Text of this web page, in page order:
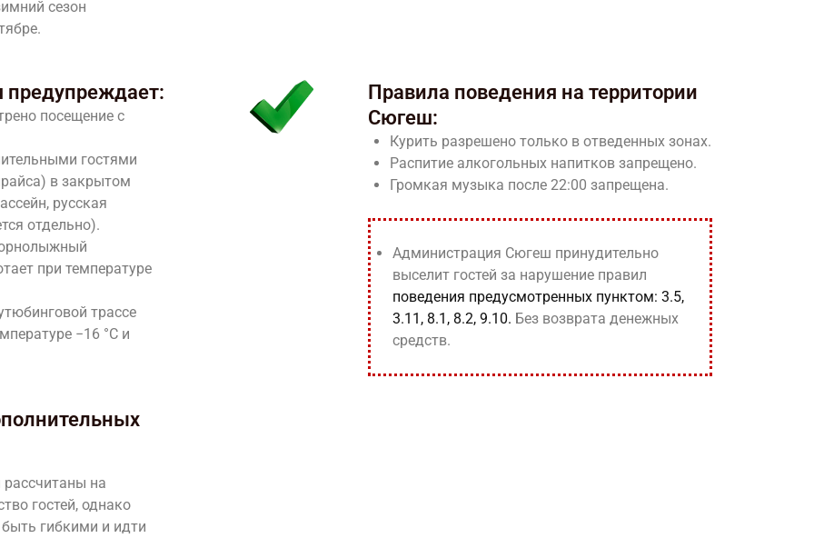
сезон
посещение с
гостями
в закрытом
русская
отдельно).
при температуре
трассе
−16 °C и
Правила поведения на территории
Сюгеш:
Курить разрешено только в отведенных зонах.
Распитие алкогольных напитков запрещено.
Громкая музыка после 22:00 запрещена.
Администрация Сюгеш принудительно
выселит гостей за нарушение правил
поведения предусмотренных пунктом: 3.5,
3.11, 8.1, 8.2, 9.10. Без возврата денежных
средств.
на
гостей, однако
гибкими и идти